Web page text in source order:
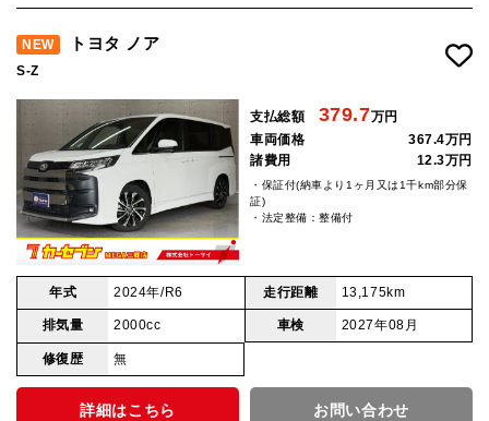
NEW トヨタ ノア
S-Z
支払総額 379.7万円
車両価格
367.4万円
諸費用
12.3万円
・保証付(納車より1ヶ月又は1千km部分保
証)
・法定整備：整備付
年式 2024年/R6 走行距離 13,175km
排気量 2000cc 車検 2027年08月
修復歴 無
詳細はこちら お問い合わせ